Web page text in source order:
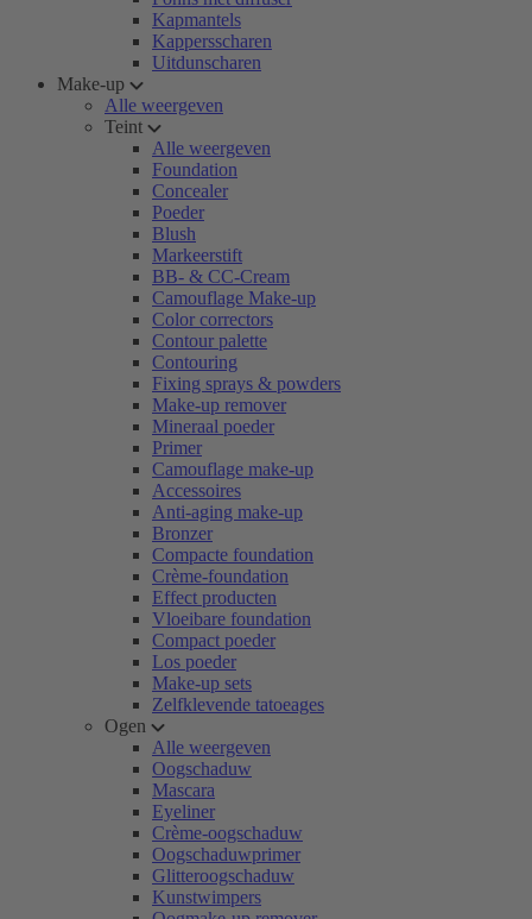
Kapmantels
Kappersscharen
Uitdunscharen
Make-up
Alle weergeven
Teint
Alle weergeven
Foundation
Concealer
Poeder
Blush
Markeerstift
BB- & CC-Cream
Camouflage Make-up
Color correctors
Contour palette
Contouring
Fixing sprays & powders
Make-up remover
Mineraal poeder
Primer
Camouflage make-up
Accessoires
Anti-aging make-up
Bronzer
Compacte foundation
Crème-foundation
Effect producten
Vloeibare foundation
Compact poeder
Los poeder
Make-up sets
Zelfklevende tatoeages
Ogen
Alle weergeven
Oogschaduw
Mascara
Eyeliner
Crème-oogschaduw
Oogschaduwprimer
Glitteroogschaduw
Kunstwimpers